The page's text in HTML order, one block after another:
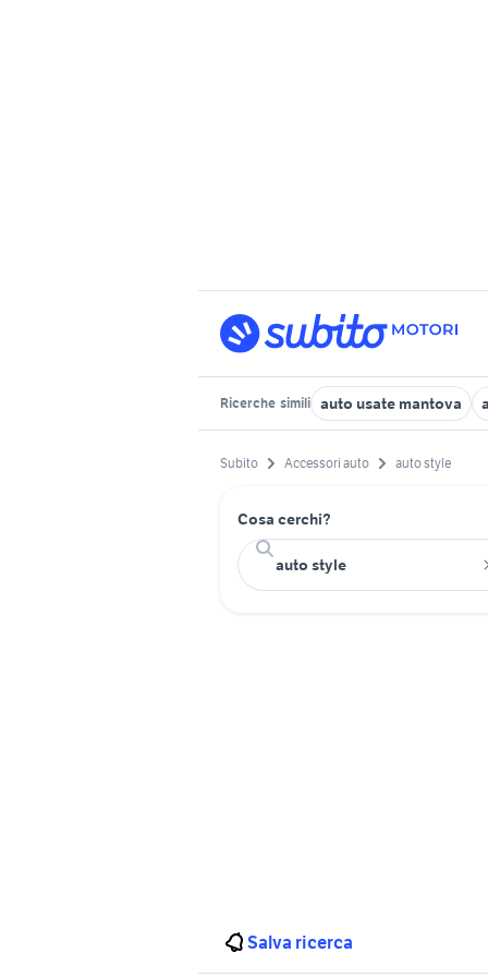
Ricerche simili auto usate mantova
Subito Accessori auto auto style
Cosa cerchi?
Salva ricerca